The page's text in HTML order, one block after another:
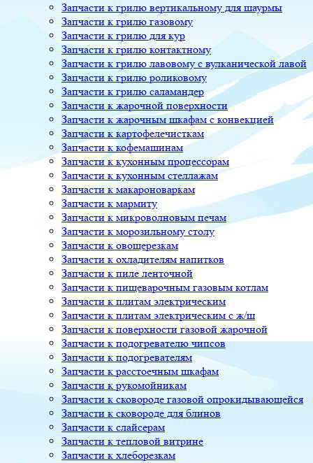
Запчасти к грилю вертикальному для шаурмы
Запчасти к грилю газовому
Запчасти к грилю для кур
Запчасти к грилю контактному
Запчасти к грилю лавовому с вулканической лавой
Запчасти к грилю роликовому
Запчасти к грилю саламандер
Запчасти к жарочной поверхности
Запчасти к жарочным шкафам с конвекцией
Запчасти к картофелечисткам
Запчасти к кофемашинам
Запчасти к кухонным процессорам
Запчасти к кухонным стеллажам
Запчасти к макароноваркам
Запчасти к мармиту
Запчасти к микроволновым печам
Запчасти к морозильному столу
Запчасти к овощерезкам
Запчасти к охладителям напитков
Запчасти к пиле ленточной
Запчасти к пищеварочным газовым котлам
Запчасти к плитам электрическим
Запчасти к плитам электрическим с ж/ш
Запчасти к поверхности газовой жарочной
Запчасти к подогревателю чипсов
Запчасти к подогревателям
Запчасти к расстоечным шкафам
Запчасти к рукомойникам
Запчасти к сковороде газовой опрокидывающейся
Запчасти к сковороде для блинов
Запчасти к слайсерам
Запчасти к тепловой витрине
Запчасти к хлеборезкам